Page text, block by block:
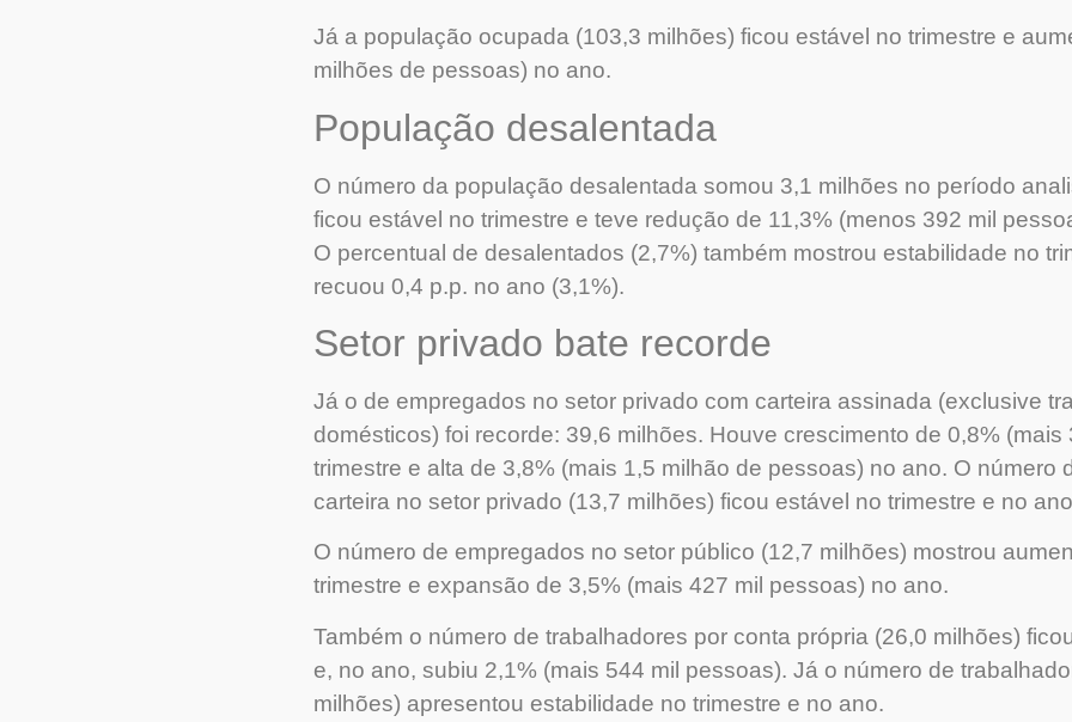
Já a população ocupada (103,3 milhões) ficou estável no trimestre e
milhões de pessoas) no ano.
População desalentada
O número da população desalentada somou 3,1 milhões no período
ficou estável no trimestre e teve redução de 11,3% (menos 392 mil
O percentual de desalentados (2,7%) também mostrou estabilidade no
recuou 0,4 p.p. no ano (3,1%).
Setor privado bate recorde
Já o de empregados no setor privado com carteira assinada (exclusive
domésticos) foi recorde: 39,6 milhões. Houve crescimento de 0,8% (mais
trimestre e alta de 3,8% (mais 1,5 milhão de pessoas) no ano. O número
carteira no setor privado (13,7 milhões) ficou estável no trimestre e no
O número de empregados no setor público (12,7 milhões) mostrou
trimestre e expansão de 3,5% (mais 427 mil pessoas) no ano.
Também o número de trabalhadores por conta própria (26,0 milhões)
e, no ano, subiu 2,1% (mais 544 mil pessoas). Já o número de
milhões) apresentou estabilidade no trimestre e no ano.